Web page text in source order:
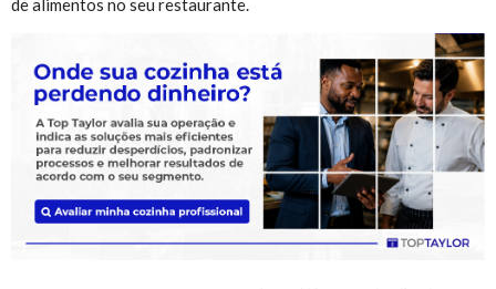
de alimentos no seu restaurante.